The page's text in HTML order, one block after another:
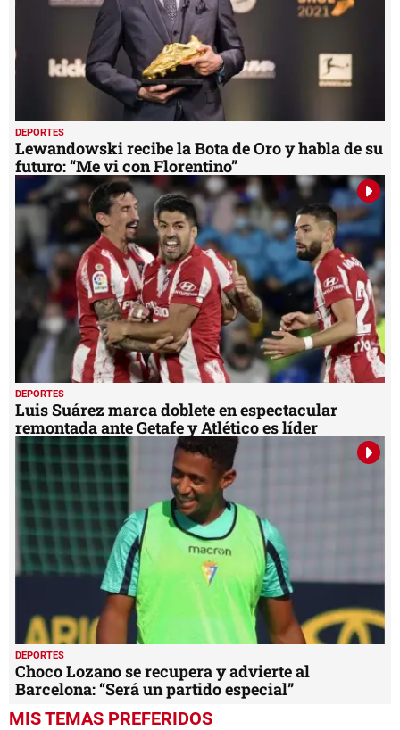
DEPORTES
Lewandowski recibe la Bota de Oro y habla de su
futuro: “Me vi con Florentino”
DEPORTES
Luis Suárez marca doblete en espectacular
remontada ante Getafe y Atlético es líder
DEPORTES
Choco Lozano se recupera y advierte al
Barcelona: “Será un partido especial”
MIS TEMAS PREFERIDOS